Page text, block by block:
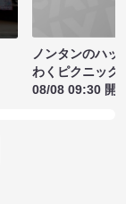
ノンタンのハッ
わくピクニック
08/08 09:30 開